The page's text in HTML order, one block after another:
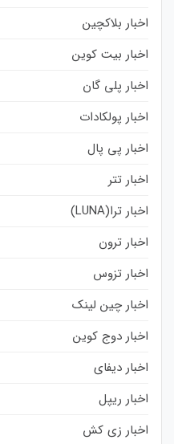
اخبار بلاکچین
اخبار بیت کوین
اخبار پلی گان
اخبار پولکادات
اخبار پی پال
اخبار تتر
اخبار ترا(LUNA)
اخبار ترون
اخبار تزوس
اخبار چین لینک
اخبار دوج کوین
اخبار دیفای
اخبار ریپل
اخبار زی کش